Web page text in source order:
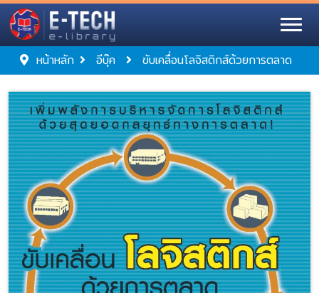
หน้าหลัก อีบุ๊ค ขับเคลื่อนโลจิสติกส์ด้วยการตลาด